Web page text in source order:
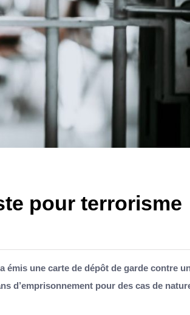
pour terrorisme
émis une carte de dépôt de garde contre
d’emprisonnement pour des cas de